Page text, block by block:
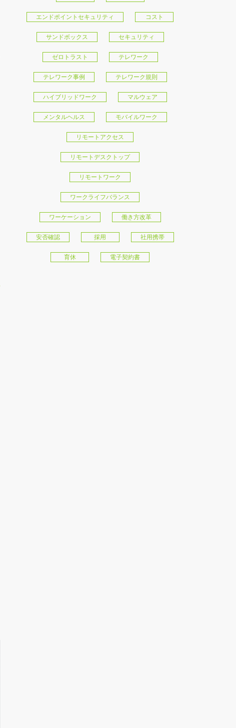
エンドポイントセキュリティ コスト
サンドボックス セキュリティ
ゼロトラスト テレワーク
テレワーク事例 テレワーク規則
ハイブリッドワーク マルウェア
メンタルヘルス モバイルワーク
リモートアクセス
リモートデスクトップ
リモートワーク
ワークライフバランス
ワーケーション 働き方改革
安否確認 採用 社用携帯
育休 電子契約書